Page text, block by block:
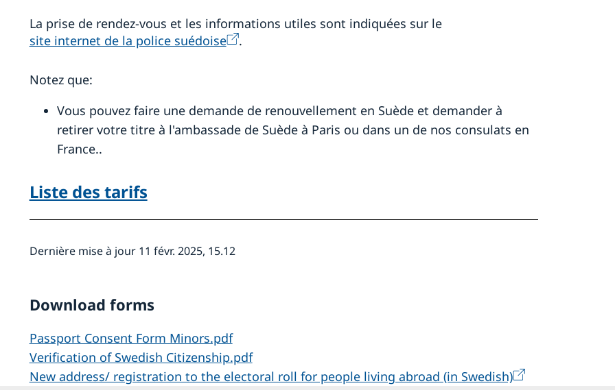
La prise de rendez-vous et les informations utiles sont indiquées sur le
site internet de la police suédoise
.
Notez que:
Vous pouvez faire une demande de renouvellement en Suède et demander à
retirer votre titre à l'ambassade de Suède à Paris ou dans un de nos consulats en
France..
Liste des tarifs
Dernière mise à jour 11 févr. 2025, 15.12
Download forms
Passport Consent Form Minors.pdf
Verification of Swedish Citizenship.pdf
New address/ registration to the electoral roll for people living abroad (in Swedish)